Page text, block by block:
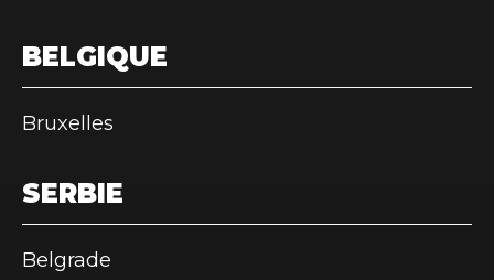
BELGIQUE
Bruxelles
SERBIE
Belgrade